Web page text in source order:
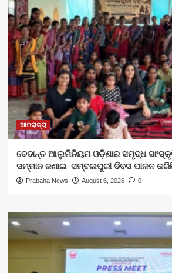
ଆମରାଜ୍ୟ
ବେଦାନ୍ତ ଆଲୁମିନିୟମ ଓଡ଼ିଶାର ସମୃଦ୍ଧ
ସମ୍ମାନ ଜଣାଇ ସମ୍ବଲପୁରୀ ଦିବସ ପାଳନ
Prabaha News August 6, 2026 0